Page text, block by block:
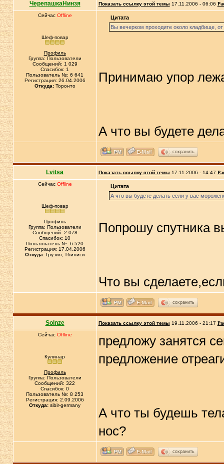
ЧерепашкаНинзя Показать ссылку этой темы 17.11.2006 - 06:06
Сейчас Offline
Шеф-повар
Профиль
Группа: Пользователи
Сообщений: 1 029
Спасибок: 1
Пользователь №: 6 641
Регистрация: 26.04.2006
Откуда:Торонто
Цитата
Вы вечерком проходите около кладбище,
Принимаю упор
А что вы будете
сохранить
Lvitsa Показать ссылку этой темы 17.11.2006 - 14:47
Сейчас Offline
Шеф-повар
Профиль
Группа: Пользователи
Сообщений: 2 078
Спасибок: 10
Пользователь №: 6 520
Регистрация: 17.04.2006
Откуда:Грузия, Тбилиси
Цитата
А что вы будете делать если у вас
Попрошу спутника
Что вы
сохранить
Solnze Показать ссылку этой темы 19.11.2006 - 21:17
Сейчас Offline
Кулинар
Профиль
Группа: Пользователи
Сообщений: 322
Спасибок: 0
Пользователь №: 8 253
Регистрация: 2.09.2006
Откуда: sibir-germany
предложу занятся
предложение
А что ты будешь
нос?
сохранить